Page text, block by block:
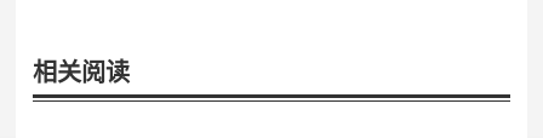
相关阅读